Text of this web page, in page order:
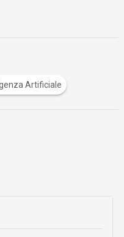
Artificiale